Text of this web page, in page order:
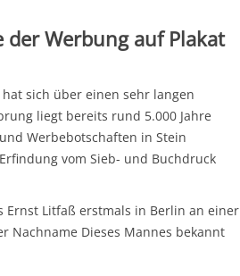
der Werbung auf Plakat
hat sich über einen sehr langen
liegt bereits rund 5.000 Jahre
Werbebotschaften in Stein
vom Sieb- und Buchdruck
Ernst Litfaß erstmals in Berlin an einer
Nachname Dieses Mannes bekannt